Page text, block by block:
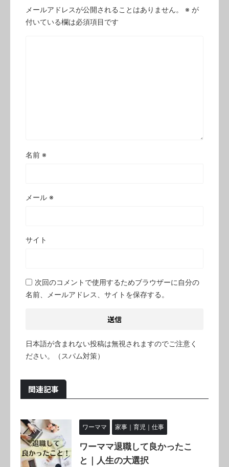
メールアドレスが公開されることはありません。 ※ が
付いている欄は必須項目です
名前 ※
メール ※
サイト
次回のコメントで使用するためブラウザーに自分の
名前、メールアドレス、サイトを保存する。
日本語が含まれない投稿は無視されますのでご注意く
ださい。（スパム対策）
関連記事
ワーママ 家事｜育児｜仕事
ワーママ退職して良かったこ
と｜人生の大選択